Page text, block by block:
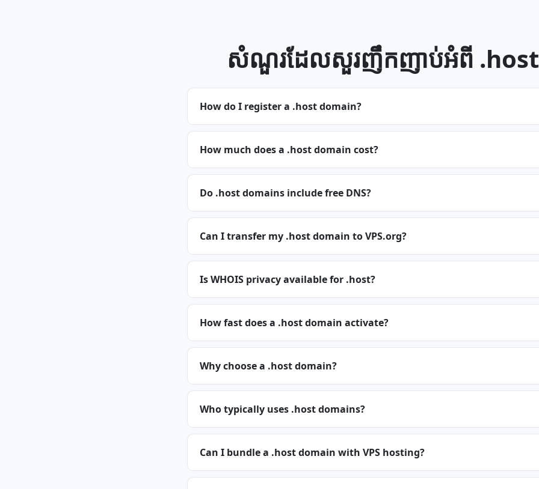
សំណួរដែលសួរញឹកញាប់អំពី .host
How do I register a .host domain?
How much does a .host domain cost?
Do .host domains include free DNS?
Can I transfer my .host domain to VPS.org?
Is WHOIS privacy available for .host?
How fast does a .host domain activate?
Why choose a .host domain?
Who typically uses .host domains?
Can I bundle a .host domain with VPS hosting?